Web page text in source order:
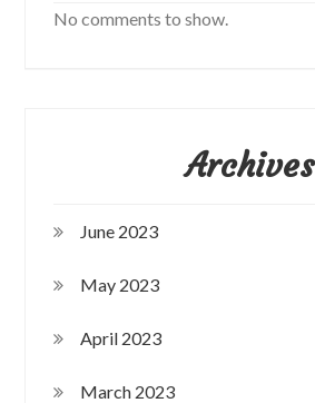
No comments to show.
Archives
June 2023
May 2023
April 2023
March 2023